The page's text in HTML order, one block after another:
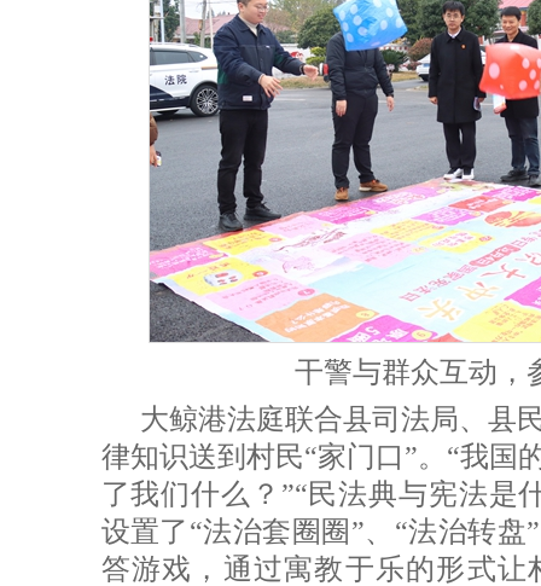
干警与群众互动，
大鲸港法庭联合县司法局、县
律知识送到村民“家门口”。“我国
了我们什么？”“民法典与宪法是
设置了“法治套圈圈”、“法治转
答游戏，通过寓教于乐的形式让